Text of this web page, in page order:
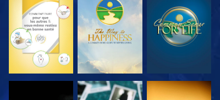
REGARDER REGARDER REGARDER